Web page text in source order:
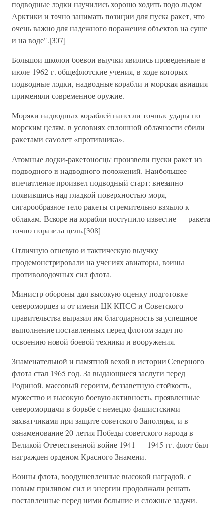
подводные лодки научились хорошо ходить подо льдом
Арктики и точно занимать позиции для пуска ракет, что
очень важно для надежного поражения объектов на суше
и на воде".[307]
Большой школой боевой выучки явились проведенные в
июле-1962 г. общефлотские учения, в ходе которых
подводные лодки, надводные корабли и морская авиация
применяли современное оружие.
Моряки надводных кораблей нанесли точные удары по
морским целям, в условиях сплошной облачности сбили
ракетами самолет «противника».
Атомные лодки-ракетоносцы произвели пуски ракет из
подводного и надводного положений. Наибольшее
впечатление произвел подводный старт: внезапно
появившись над гладкой поверхностью моря,
сигарообразное тело ракеты стремительно взмыло к
облакам. Вскоре на корабли поступило известие — ракета
точно поразила цель.[308]
Отличную огневую и тактическую выучку
продемонстрировали на учениях авиаторы, воины
противолодочных сил флота.
Министр обороны дал высокую оценку подготовке
североморцев и от имени ЦК КПСС и Советского
правительства выразил им благодарность за успешное
выполнение поставленных перед флотом задач по
освоению новой боевой техники и вооружения.
Знаменательной и памятной вехой в истории Северного
флота стал 1965 год. За выдающиеся заслуги перед
Родиной, массовый героизм, беззаветную стойкость,
мужество и высокую боевую активность, проявленные
североморцами в борьбе с немецко-фашистскими
захватчиками при защите советского Заполярья, и в
ознаменование 20-летия Победы советского народа в
Великой Отечественной войне 1941 — 1945 гг. флот был
награжден орденом Красного Знамени.
Воины флота, воодушевленные высокой наградой, с
новым приливом сил и энергии продолжали решать
поставленные перед ними большие и сложные задачи.